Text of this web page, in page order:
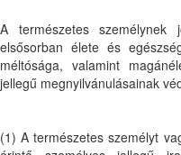
A természetes személynek
elsősorban élete és
méltósága, valamint
jellegű megnyilvánulásainak
(1) A természetes személyt